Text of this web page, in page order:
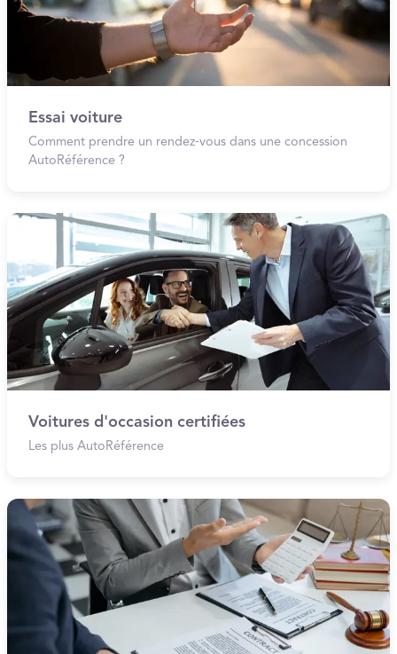
Essai voiture
Comment prendre un rendez‑vous dans une concession
AutoRéférence ?
Voitures d'occasion certifiées
Les plus AutoRéférence